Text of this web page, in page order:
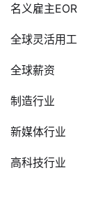
名义雇主EOR
全球灵活用工
全球薪资
制造行业
新媒体行业
高科技行业